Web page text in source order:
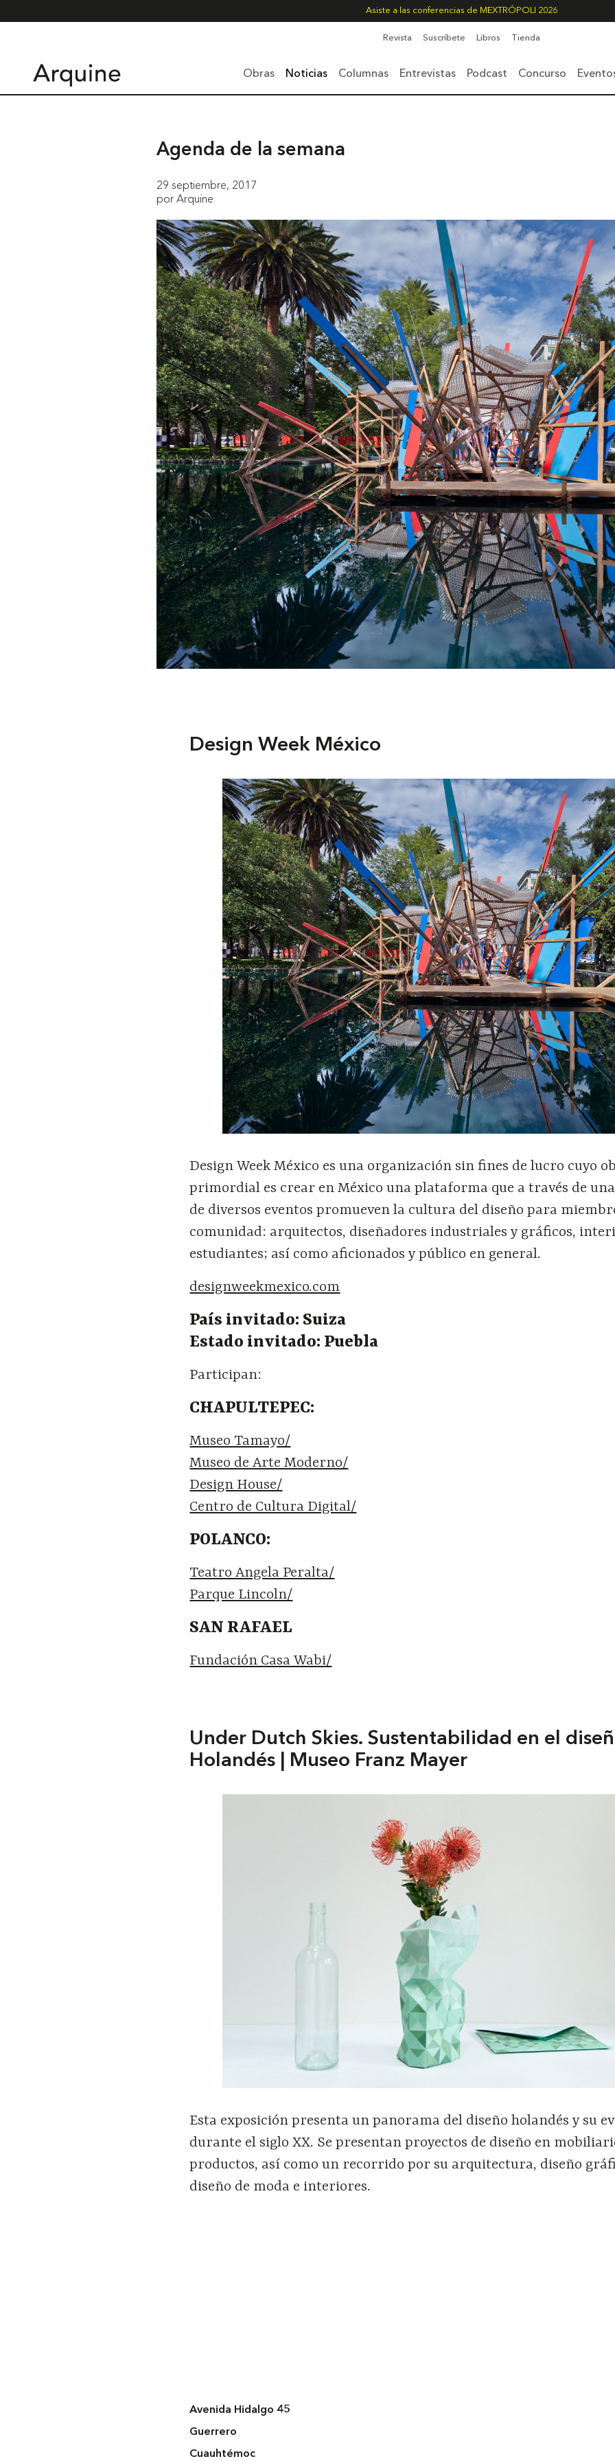
Asiste a las conferencias de MEXTRÓPOLI 2026
Revista Suscríbete Libros Tienda
Obras Noticias Columnas Entrevistas Podcast Concurso
Agenda de la semana
29 septiembre, 2017
por Arquine
Design Week México
Design Week México es una organización sin fines de lucro cuyo
primordial es crear en México una plataforma que a través de
de diversos eventos promueven la cultura del diseño para
comunidad: arquitectos, diseñadores industriales y gráficos,
estudiantes; así como aficionados y público en general.
designweekmexico.com
País invitado: Suiza
Estado invitado: Puebla
Participan:
CHAPULTEPEC:
Museo Tamayo/
Museo de Arte Moderno/
Design House/
Centro de Cultura Digital/
POLANCO:
Teatro Angela Peralta/
Parque Lincoln/
SAN RAFAEL
Fundación Casa Wabi/
Under Dutch Skies. Sustentabilidad en el
Holandés | Museo Franz Mayer
Esta exposición presenta un panorama del diseño holandés y su
durante el siglo XX. Se presentan proyectos de diseño en
productos, así como un recorrido por su arquitectura, diseño
diseño de moda e interiores.
Avenida Hidalgo 45
Guerrero
Cuauhtémoc